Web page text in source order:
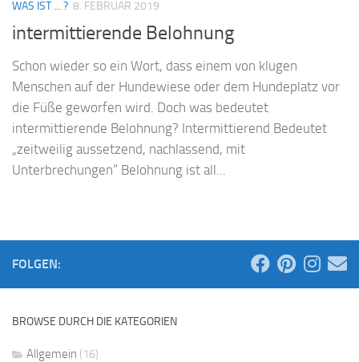
WAS IST ... ? 8. FEBRUAR 2019
intermittierende Belohnung
Schon wieder so ein Wort, dass einem von klugen
Menschen auf der Hundewiese oder dem Hundeplatz vor
die Füße geworfen wird. Doch was bedeutet
intermittierende Belohnung? Intermittierend Bedeutet
„zeitweilig aussetzend, nachlassend, mit
Unterbrechungen“ Belohnung ist all...
FOLGEN:
BROWSE DURCH DIE KATEGORIEN
Allgemein (16)